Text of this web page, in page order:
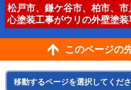
松戸市、鎌ケ谷市、柏市、
心塗装工事がウリの外壁塗装
このページの